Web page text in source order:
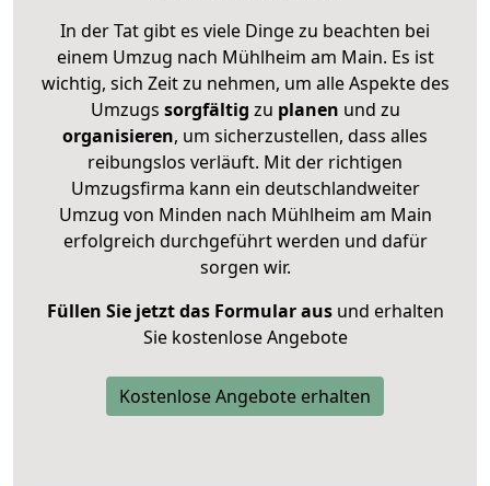
In der Tat gibt es viele Dinge zu beachten bei
einem Umzug nach Mühlheim am Main. Es ist
wichtig, sich Zeit zu nehmen, um alle Aspekte des
Umzugs sorgfältig zu planen und zu
organisieren, um sicherzustellen, dass alles
reibungslos verläuft. Mit der richtigen
Umzugsfirma kann ein deutschlandweiter
Umzug von Minden nach Mühlheim am Main
erfolgreich durchgeführt werden und dafür
sorgen wir.
Füllen Sie jetzt das Formular ausund erhalten
Sie kostenlose Angebote
Kostenlose Angebote erhalten